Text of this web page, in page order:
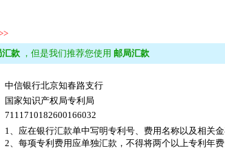
汇款 ，但是我们推荐您使用 邮局汇款
中信银行北京知春路支行
国家知识产权局专利局
7111710182600166032
1、应在银行汇款单中写明专利号、费用名称以及相关金
2、每项专利费用应单独汇款，不得将两个以上专利年费